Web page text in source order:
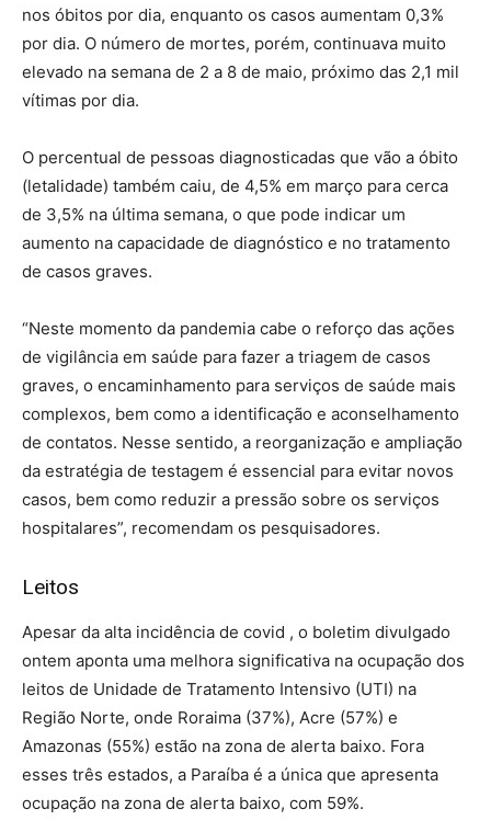
nos óbitos por dia, enquanto os casos aumentam 0,3%
por dia. O número de mortes, porém, continuava muito
elevado na semana de 2 a 8 de maio, próximo das 2,1 mil
vítimas por dia.
O percentual de pessoas diagnosticadas que vão a óbito
(letalidade) também caiu, de 4,5% em março para cerca
de 3,5% na última semana, o que pode indicar um
aumento na capacidade de diagnóstico e no tratamento
de casos graves.
“Neste momento da pandemia cabe o reforço das ações
de vigilância em saúde para fazer a triagem de casos
graves, o encaminhamento para serviços de saúde mais
complexos, bem como a identificação e aconselhamento
de contatos. Nesse sentido, a reorganização e ampliação
da estratégia de testagem é essencial para evitar novos
casos, bem como reduzir a pressão sobre os serviços
hospitalares”, recomendam os pesquisadores.
Leitos
Apesar da alta incidência de covid , o boletim divulgado
ontem aponta uma melhora significativa na ocupação dos
leitos de Unidade de Tratamento Intensivo (UTI) na
Região Norte, onde Roraima (37%), Acre (57%) e
Amazonas (55%) estão na zona de alerta baixo. Fora
esses três estados, a Paraíba é a única que apresenta
ocupação na zona de alerta baixo, com 59%.